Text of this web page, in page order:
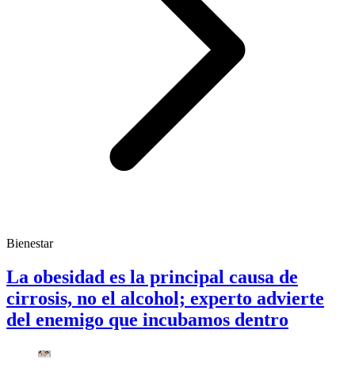
Bienestar
La obesidad es la principal causa de
cirrosis, no el alcohol; experto advierte
del enemigo que incubamos dentro